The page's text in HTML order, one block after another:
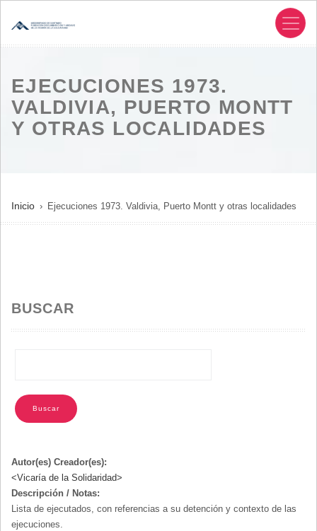
EJECUCIONES 1973.
VALDIVIA, PUERTO MONTT
Y OTRAS LOCALIDADES
SOBRESCRIBIR
ENLACES
NAVEGACIÓN
Inicio Ejecuciones 1973. Valdivia, Puerto Montt y otras localidades
BUSCAR
Autor(es) Creador(es):
<Vicaría de la Solidaridad>
Descripción / Notas:
Lista de ejecutados, con referencias a su detención y contexto de las
ejecuciones.